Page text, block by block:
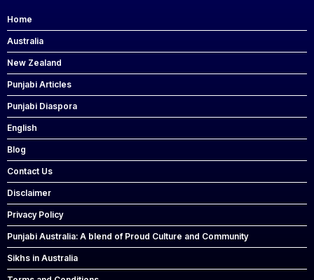
Home
Australia
New Zealand
Punjabi Articles
Punjabi Diaspora
English
Blog
Contact Us
Disclaimer
Privacy Policy
Punjabi Australia: A blend of Proud Culture and Community
Sikhs in Australia